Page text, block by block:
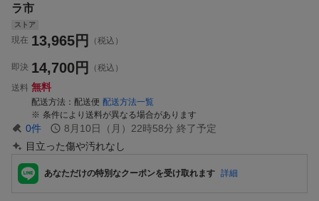
ラ市
ストア
現在 13,965円 （税込）
即決 14,700円
（税込）
送料 無料
配送方法 配送便 配送方法一覧
条件により送料が異なる場合があります
0件 8月10日（月）22時58分 終了予定
目立った傷や汚れなし
あなただけの特別なクーポンを受け取れます 詳細